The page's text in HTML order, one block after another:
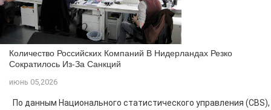
Количество Российских Компаний В Нидерландах Резко
Сократилось Из-За Санкций
июнь 05,2026
По данным Национального статистического управления (CBS),